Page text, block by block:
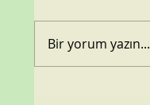
Bir yorum yazın...